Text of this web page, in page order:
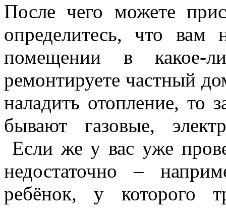
После чего можете
определитесь, что
помещении в какое-
ремонтируете частный
наладить отопление, то
бывают газовые,
Если же у вас уже
недостаточно –
ребёнок, у которого